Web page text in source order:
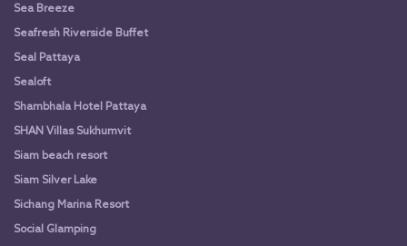
Sea Breeze
Seafresh Riverside Buffet
Seal Pattaya
Sealoft
Shambhala Hotel Pattaya
SHAN Villas Sukhumvit
Siam beach resort
Siam Silver Lake
Sichang Marina Resort
Social Glamping